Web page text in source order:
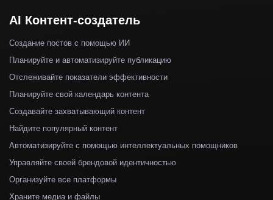
AI Контент-создатель
Создание постов с помощью ИИ
Планируйте и автоматизируйте публикацию
Отслеживайте показатели эффективности
Планируйте свой календарь контента
Создавайте захватывающий контент
Найдите популярный контент
Автоматизируйте с помощью интеллектуальных помощников
Управляйте своей брендовой идентичностью
Организуйте все платформы
Храните медиа и файлы